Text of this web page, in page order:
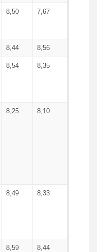
8,50 7,67
8,44 8,56
8,54 8,35
8,25 8,10
8,49 8,33
8,59 8,44